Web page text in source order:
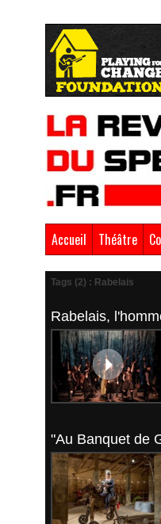
Accueil Théâtre
Tags (2) : Rabelais
Rabelais,
"Au Banquet de